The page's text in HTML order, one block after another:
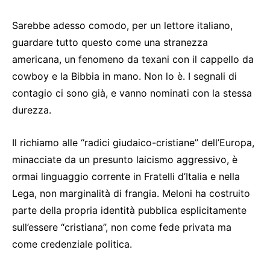
Sarebbe adesso comodo, per un lettore italiano,
guardare tutto questo come una stranezza
americana, un fenomeno da texani con il cappello da
cowboy e la Bibbia in mano. Non lo è. I segnali di
contagio ci sono già, e vanno nominati con la stessa
durezza.
Il richiamo alle “radici giudaico-cristiane” dell’Europa,
minacciate da un presunto laicismo aggressivo, è
ormai linguaggio corrente in Fratelli d’Italia e nella
Lega, non marginalità di frangia. Meloni ha costruito
parte della propria identità pubblica esplicitamente
sull’essere “cristiana”, non come fede privata ma
come credenziale politica.